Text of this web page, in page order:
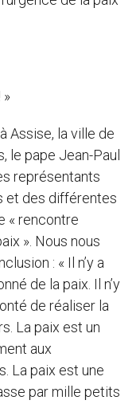
»
Assise, la ville de
le pape Jean-Paul
représentants
et des différentes
« rencontre
». Nous nous
: « Il n’y a
de la paix. Il n’y
de réaliser la
La paix est un
aux
La paix est une
par mille petits